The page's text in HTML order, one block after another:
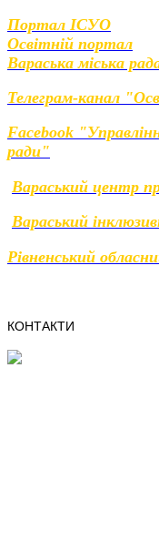
Портал ІСУО
Освітній портал
Вараська міська
Телеграм-канал
Facebook
ради"
Вараський центр
Вараський
Рівненський
КОНТАКТИ